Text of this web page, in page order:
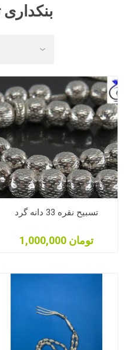
تسبیح نقره 33 دانه گرد
1,000,000 تومان